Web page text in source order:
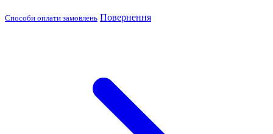
Способи оплати замовлень Повернення